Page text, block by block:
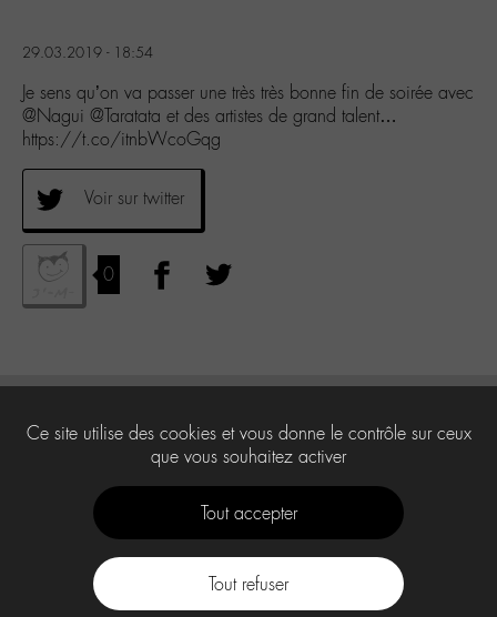
29.03.2019 - 18:54
Je sens qu’on va passer une très très bonne fin de soirée avec
@Nagui @Taratata et des artistes de grand talent…
https://t.co/itnbWcoGqg
Voir sur twitter
0
Ce site utilise des cookies et vous donne le contrôle sur ceux
que vous souhaitez activer
Tout accepter
Tout refuser